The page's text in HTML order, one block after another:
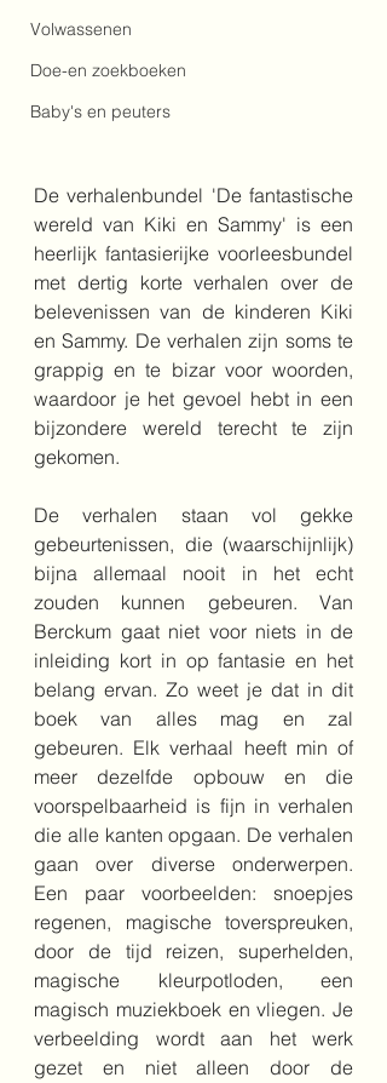
Volwassenen
Doe-en zoekboeken
Baby's en peuters
De verhalenbundel 'De fantastische
wereld van Kiki en Sammy' is een
heerlijk fantasierijke voorleesbundel
met dertig korte verhalen over de
belevenissen van de kinderen Kiki
en Sammy. De verhalen zijn soms te
grappig en te bizar voor woorden,
waardoor je het gevoel hebt in een
bijzondere wereld terecht te zijn
gekomen.
De verhalen staan vol gekke
gebeurtenissen, die (waarschijnlijk)
bijna allemaal nooit in het echt
zouden kunnen gebeuren. Van
Berckum gaat niet voor niets in de
inleiding kort in op fantasie en het
belang ervan. Zo weet je dat in dit
boek van alles mag en zal
gebeuren. Elk verhaal heeft min of
meer dezelfde opbouw en die
voorspelbaarheid is fijn in verhalen
die alle kanten opgaan. De verhalen
gaan over diverse onderwerpen.
Een paar voorbeelden: snoepjes
regenen, magische toverspreuken,
door de tijd reizen, superhelden,
magische kleurpotloden, een
magisch muziekboek en vliegen. Je
verbeelding wordt aan het werk
gezet en niet alleen door de